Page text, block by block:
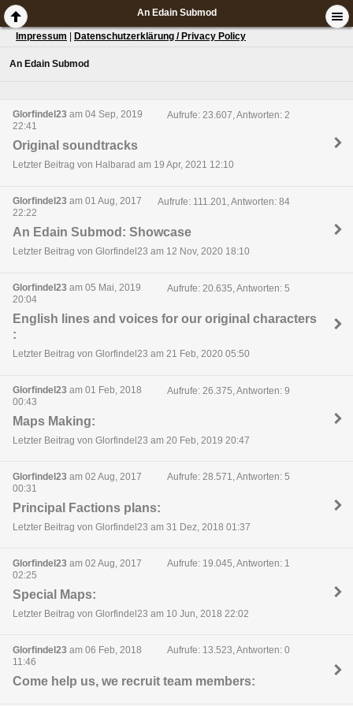
An Edain Submod
Impressum Datenschutzerklärung / Privacy Policy
An Edain Submod
Glorfindel23 am 04 Sep, 2019
22:41
Aufrufe: 23.607, Antworten: 2
Original soundtracks
Letzter Beitrag von Halbarad am 19 Apr, 2021 12:10
Glorfindel23 am 01 Aug, 2017
22:22
Aufrufe: 111.201, Antworten: 84
An Edain Submod: Showcase
Letzter Beitrag von Glorfindel23 am 12 Nov, 2020 18:10
Glorfindel23 am 05 Mai, 2019
20:04
Aufrufe: 20.635, Antworten: 5
English lines and voices for our original characters
:
Letzter Beitrag von Glorfindel23 am 21 Feb, 2020 05:50
Glorfindel23 am 01 Feb, 2018
00:43
Aufrufe: 26.375, Antworten: 9
Maps Making:
Letzter Beitrag von Glorfindel23 am 20 Feb, 2019 20:47
Glorfindel23 am 02 Aug, 2017
00:31
Aufrufe: 28.571, Antworten: 5
Principal Factions plans:
Letzter Beitrag von Glorfindel23 am 31 Dez, 2018 01:37
Glorfindel23 am 02 Aug, 2017
02:25
Aufrufe: 19.045, Antworten: 1
Special Maps:
Letzter Beitrag von Glorfindel23 am 10 Jun, 2018 22:02
Glorfindel23 am 06 Feb, 2018
11:46
Aufrufe: 13.523, Antworten: 0
Come help us, we recruit team members: